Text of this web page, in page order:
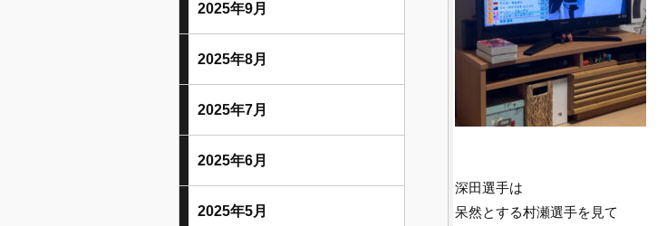
深田選手は
呆然とする村瀬選手を見て
2025年9月
2025年8月
2025年7月
2025年6月
2025年5月